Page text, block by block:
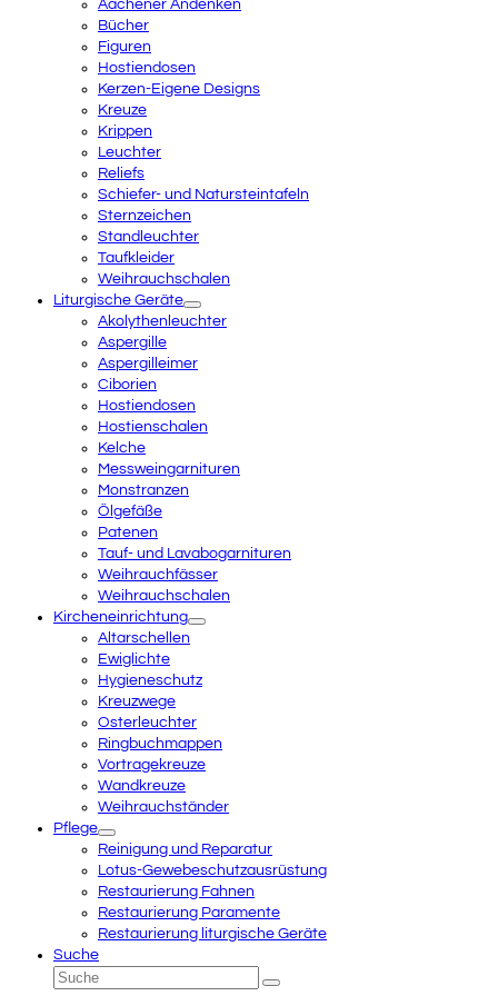
Aachener Andenken
Bücher
Figuren
Hostiendosen
Kerzen-Eigene Designs
Kreuze
Krippen
Leuchter
Reliefs
Schiefer- und Natursteintafeln
Sternzeichen
Standleuchter
Taufkleider
Weihrauchschalen
Liturgische Geräte
Akolythenleuchter
Aspergille
Aspergilleimer
Ciborien
Hostiendosen
Hostienschalen
Kelche
Messweingarnituren
Monstranzen
Ölgefäße
Patenen
Tauf- und Lavabogarnituren
Weihrauchfässer
Weihrauchschalen
Kircheneinrichtung
Altarschellen
Ewiglichte
Hygieneschutz
Kreuzwege
Osterleuchter
Ringbuchmappen
Vortragekreuze
Wandkreuze
Weihrauchständer
Pflege
Reinigung und Reparatur
Lotus-Gewebeschutzausrüstung
Restaurierung Fahnen
Restaurierung Paramente
Restaurierung liturgische Geräte
Suche
Suche
Senden